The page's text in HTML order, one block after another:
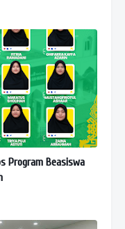
Program Beasiswa